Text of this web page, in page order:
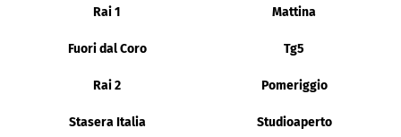
Rai 1 Mattina
Fuori dal Coro Tg5
Rai 2 Pomeriggio
Stasera Italia Studioaperto